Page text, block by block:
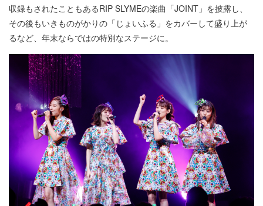
収録もされたこともあるRIP SLYMEの楽曲「JOINT」を披露し、
その後もいきものがかりの「じょいふる」をカバーして盛り上が
るなど、年末ならではの特別なステージに。